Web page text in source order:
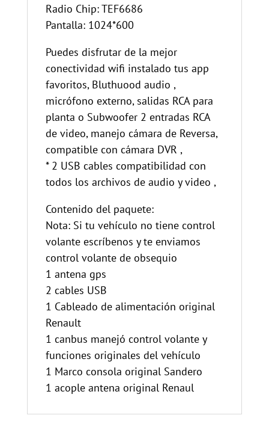
Radio Chip: TEF6686
Pantalla: 1024*600
Puedes disfrutar de la mejor
conectividad wifi instalado tus app
favoritos, Bluthuood audio ,
micrófono externo, salidas RCA para
planta o Subwoofer 2 entradas RCA
de video, manejo cámara de Reversa,
compatible con cámara DVR ,
* 2 USB cables compatibilidad con
todos los archivos de audio y video ,
Contenido del paquete:
Nota: Si tu vehículo no tiene control
volante escríbenos y te enviamos
control volante de obsequio
1 antena gps
2 cables USB
1 Cableado de alimentación original
Renault
1 canbus manejó control volante y
funciones originales del vehículo
1 Marco consola original Sandero
1 acople antena original Renaul